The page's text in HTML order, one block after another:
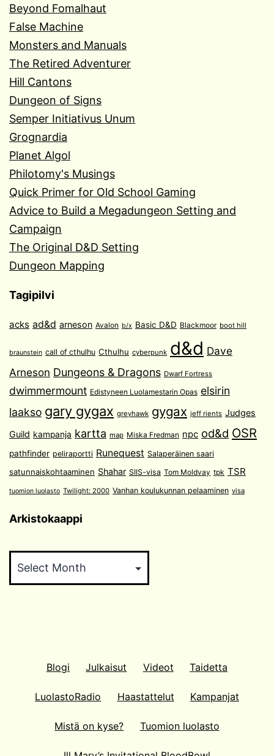
Beyond Fomalhaut
False Machine
Monsters and Manuals
The Retired Adventurer
Hill Cantons
Dungeon of Signs
Semper Initiativus Unum
Grognardia
Planet Algol
Philotomy's Musings
Quick Primer for Old School Gaming
Advice to Build a Megadungeon Setting and
Campaign
The Original D&D Setting
Dungeon Mapping
Tagipilvi
acks ad&d arneson Avalon b/x Basic D&D Blackmoor boot hill
braunstein call of cthulhu Cthulhu cyberpunk d&d Dave
Arneson Dungeons & Dragons Dwarf Fortress
dwimmermount Edistyneen Luolamestarin Opas elsirin
laakso gary gygax greyhawk gygax jeff rients Judges
Guild kampanja kartta map Miska Fredman npc od&d OSR
pathfinder peliraportti Runequest Salaperäinen saari
satunnaiskohtaaminen Shahar SIIS-visa Tom Moldvay tpk TSR
tuomion luolasto Twilight: 2000 Vanhan koulukunnan pelaaminen visa
Arkistokaappi
Blogi Julkaisut Videot Taidetta
LuolastoRadio Haastattelut Kampanjat
Mistä on kyse? Tuomion luolasto